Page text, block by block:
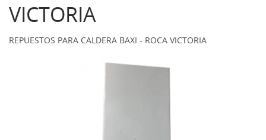
VICTORIA
REPUESTOS PARA CALDERA BAXI - ROCA VICTORIA